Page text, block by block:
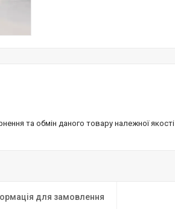
та обмін даного товару належної якості
для замовлення